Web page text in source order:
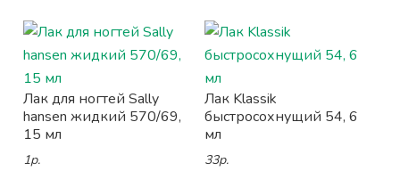
Лак для ногтей Sally
hansen жидкий 570/69,
15 мл
1р.
Лак Klassik
быстросохнущий 54, 6
мл
33р.